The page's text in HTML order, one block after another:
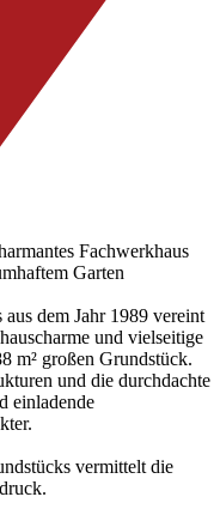
Fachwerkhaus
Garten
dem Jahr 1989 vereint
und vielseitige
m² großen Grundstück.
und die durchdachte
einladende
vermittelt die